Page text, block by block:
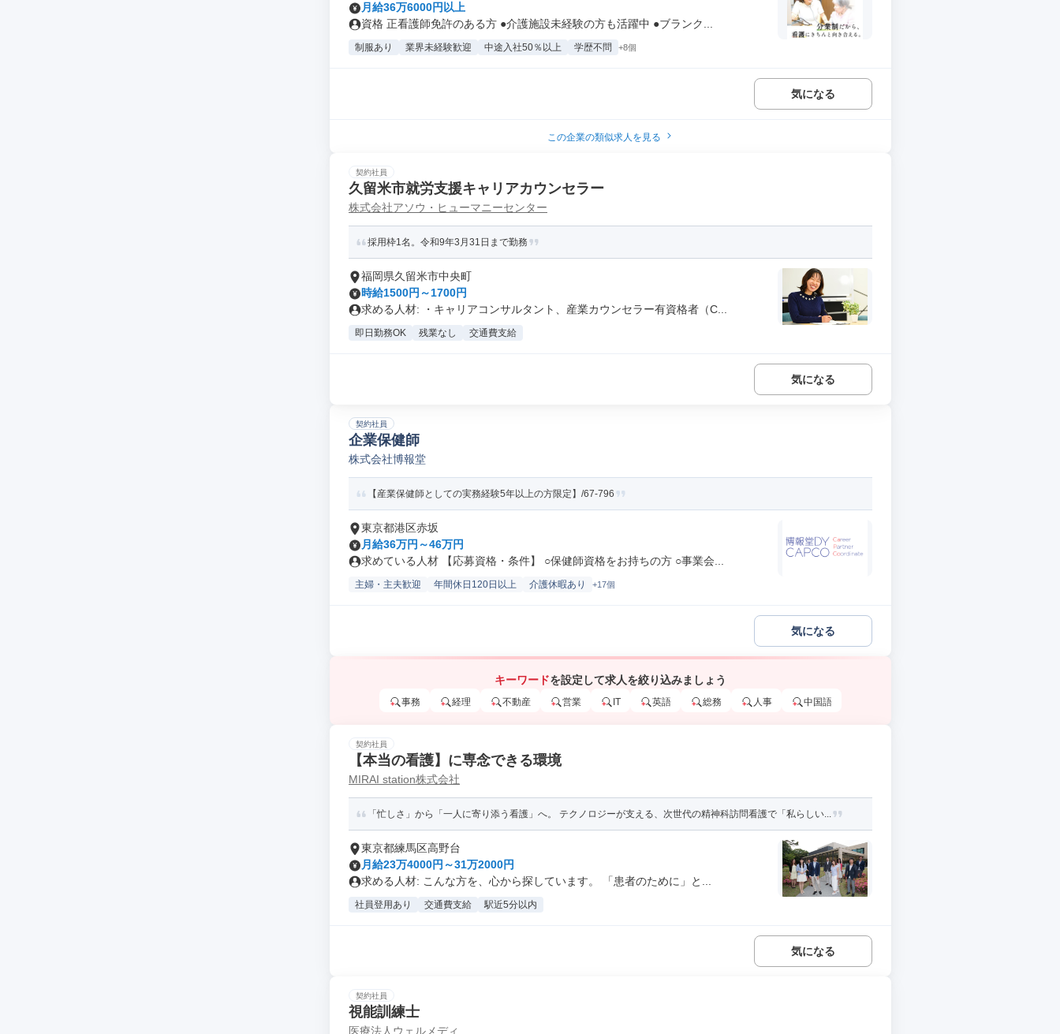
月給36万6000円以上
資格 正看護師免許のある方 ●介護施設未経験の方も活躍中 ●ブランク...
制服あり 業界未経験歓迎 中途入社50％以上 学歴不問 +8個
気になる
この企業の類似求人を見る
契約社員
久留米市就労支援キャリアカウンセラー
株式会社アソウ・ヒューマニーセンター
採用枠1名。令和9年3月31日まで勤務
福岡県久留米市中央町
時給1500円～1700円
求める人材: ・キャリアコンサルタント、産業カウンセラー有資格者（C...
即日勤務OK 残業なし 交通費支給
気になる
契約社員
企業保健師
株式会社博報堂
【産業保健師としての実務経験5年以上の方限定】/67-796
東京都港区赤坂
月給36万円～46万円
求めている人材 【応募資格・条件】 ○保健師資格をお持ちの方 ○事業会...
主婦・主夫歓迎 年間休日120日以上 介護休暇あり +17個
気になる
キーワードを設定して求人を絞り込みましょう
事務 経理 不動産 営業 IT 英語 総務 人事 中国語
契約社員
【本当の看護】に専念できる環境
MIRAI station株式会社
「忙しさ」から「一人に寄り添う看護」へ。 テクノロジーが支える、次世代の精神科訪問看護で「私らしい...
東京都練馬区高野台
月給23万4000円～31万2000円
求める人材: こんな方を、心から探しています。 「患者のために」と...
社員登用あり 交通費支給 駅近5分以内
気になる
契約社員
視能訓練士
医療法人ウェルメディ